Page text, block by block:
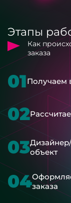
Этапы
Как
заказа
01Получаем
02
03объект
04заказа